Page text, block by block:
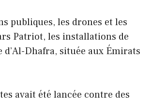
publiques, les drones et les
Patriot, les installations de
d’Al-Dhafra, située aux Émirats
avait été lancée contre des